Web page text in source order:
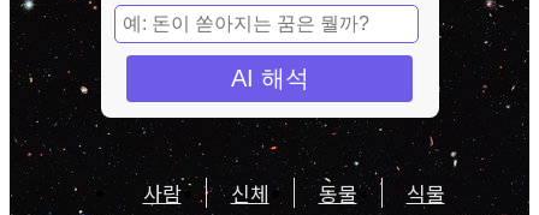
AI 해석
사람 신체 동물 식물